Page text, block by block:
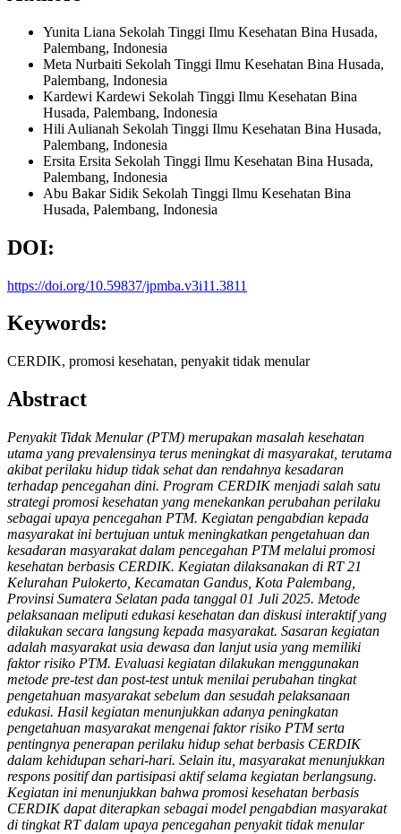
Yunita Liana Sekolah Tinggi Ilmu Kesehatan Bina Husada,
Palembang, Indonesia
Meta Nurbaiti Sekolah Tinggi Ilmu Kesehatan Bina Husada,
Palembang, Indonesia
Kardewi Kardewi Sekolah Tinggi Ilmu Kesehatan Bina
Husada, Palembang, Indonesia
Hili Aulianah Sekolah Tinggi Ilmu Kesehatan Bina Husada,
Palembang, Indonesia
Ersita Ersita Sekolah Tinggi Ilmu Kesehatan Bina Husada,
Palembang, Indonesia
Abu Bakar Sidik Sekolah Tinggi Ilmu Kesehatan Bina
Husada, Palembang, Indonesia
DOI:
https://doi.org/10.59837/jpmba.v3i11.3811
Keywords:
CERDIK, promosi kesehatan, penyakit tidak menular
Abstract
Penyakit Tidak Menular (PTM) merupakan masalah kesehatan
utama yang prevalensinya terus meningkat di masyarakat, terutama
akibat perilaku hidup tidak sehat dan rendahnya kesadaran
terhadap pencegahan dini. Program CERDIK menjadi salah satu
strategi promosi kesehatan yang menekankan perubahan perilaku
sebagai upaya pencegahan PTM. Kegiatan pengabdian kepada
masyarakat ini bertujuan untuk meningkatkan pengetahuan dan
kesadaran masyarakat dalam pencegahan PTM melalui promosi
kesehatan berbasis CERDIK. Kegiatan dilaksanakan di RT 21
Kelurahan Pulokerto, Kecamatan Gandus, Kota Palembang,
Provinsi Sumatera Selatan pada tanggal 01 Juli 2025. Metode
pelaksanaan meliputi edukasi kesehatan dan diskusi interaktif yang
dilakukan secara langsung kepada masyarakat. Sasaran kegiatan
adalah masyarakat usia dewasa dan lanjut usia yang memiliki
faktor risiko PTM. Evaluasi kegiatan dilakukan menggunakan
metode pre-test dan post-test untuk menilai perubahan tingkat
pengetahuan masyarakat sebelum dan sesudah pelaksanaan
edukasi. Hasil kegiatan menunjukkan adanya peningkatan
pengetahuan masyarakat mengenai faktor risiko PTM serta
pentingnya penerapan perilaku hidup sehat berbasis CERDIK
dalam kehidupan sehari-hari. Selain itu, masyarakat menunjukkan
respons positif dan partisipasi aktif selama kegiatan berlangsung.
Kegiatan ini menunjukkan bahwa promosi kesehatan berbasis
CERDIK dapat diterapkan sebagai model pengabdian masyarakat
di tingkat RT dalam upaya pencegahan penyakit tidak menular